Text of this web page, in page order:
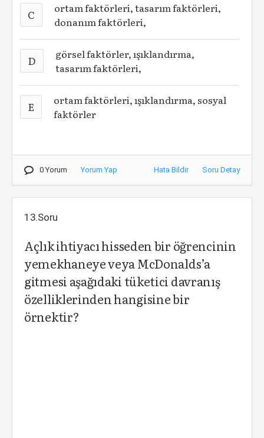
C
ortam faktörleri, tasarım faktörleri,
donanım faktörleri,
D
görsel faktörler, ışıklandırma,
tasarım faktörleri,
E
ortam faktörleri, ışıklandırma, sosyal
faktörler
0 Yorum Yorum Yap Hata Bildir Soru Detay
13.Soru
Açlık ihtiyacı hisseden bir öğrencinin
yemekhaneye veya McDonalds’a
gitmesi aşağıdaki tüketici davranış
özelliklerinden hangisine bir
örnektir?